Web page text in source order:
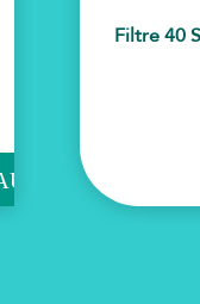
Filtre 40